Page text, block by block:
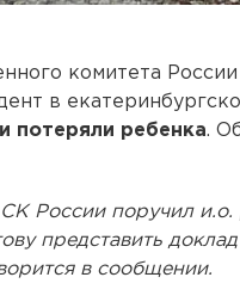
комитета России
в
потеряли ребенка.
СК России поручил
представить
в сообщении.